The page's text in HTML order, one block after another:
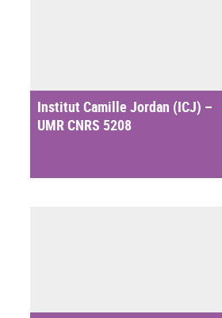
Institut Camille Jordan (ICJ) –
UMR CNRS 5208